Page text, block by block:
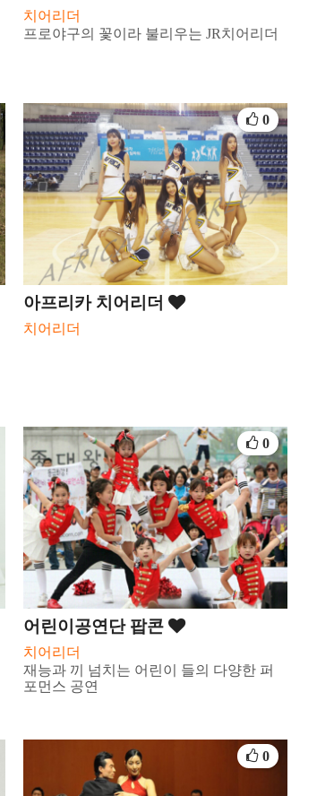
치어리더
프로야구의 꽃이라 불리우는 JR치어리더
아프리카 치어리더
치어리더
0
어린이공연단 팝콘
치어리더
재능과 끼 넘치는 어린이 들의 다양한 퍼
포먼스 공연
0
0